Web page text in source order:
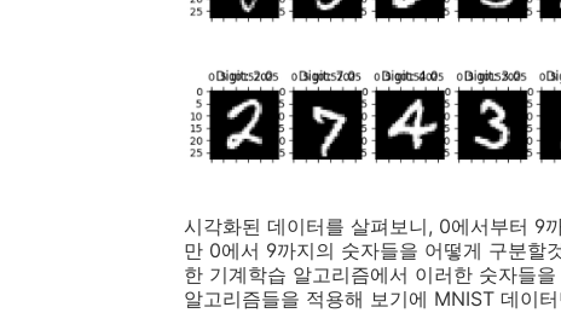
시각화된 데이터를 살펴보니, 0에서부터 9
만 0에서 9까지의 숫자들을 어떻게 구분할
한 기계학습 알고리즘에서 이러한 숫자들
알고리즘들을 적용해 보기에 MNIST 데이